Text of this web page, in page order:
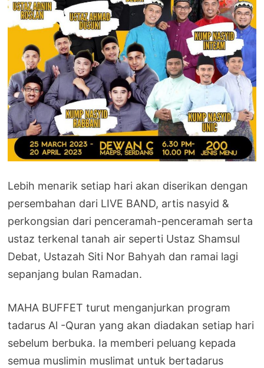
Lebih menarik setiap hari akan diserikan dengan
persembahan dari LIVE BAND, artis nasyid &
perkongsian dari penceramah-penceramah serta
ustaz terkenal tanah air seperti Ustaz Shamsul
Debat, Ustazah Siti Nor Bahyah dan ramai lagi
sepanjang bulan Ramadan.
MAHA BUFFET turut menganjurkan program
tadarus Al -Quran yang akan diadakan setiap hari
sebelum berbuka. Ia memberi peluang kepada
semua muslimin muslimat untuk bertadarus